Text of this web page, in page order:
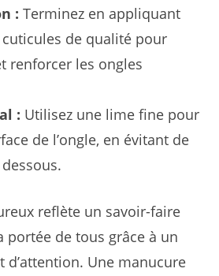
: Terminez en appliquant
de qualité pour
renforcer les ongles
: Utilisez une lime fine pour
de l’ongle, en évitant de
reflète un savoir-faire
portée de tous grâce à un
d’attention. Une manucure